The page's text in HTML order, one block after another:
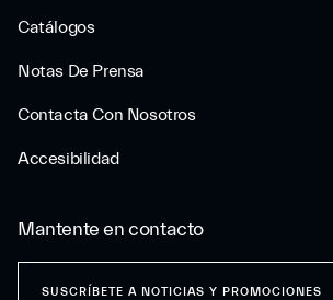
Catálogos
Notas De Prensa
Contacta Con Nosotros
Accesibilidad
Mantente en contacto
SUSCRÍBETE A NOTICIAS Y PROMOCIONES